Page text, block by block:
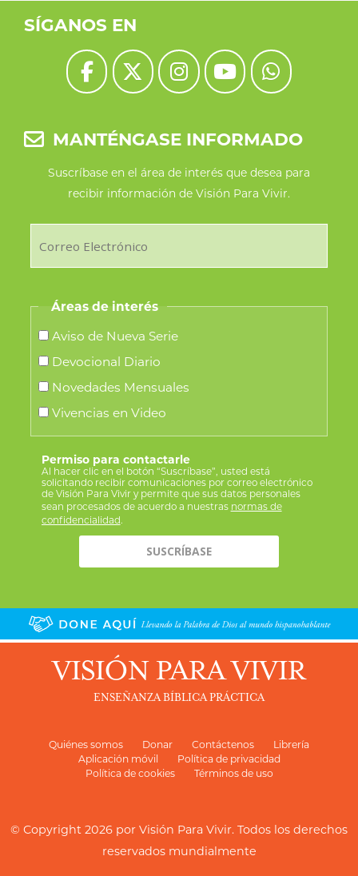
SÍGANOS EN
MANTÉNGASE INFORMADO
Suscríbase en el área de interés que desea para
recibir información de Visión Para Vivir.
Áreas de interés
Aviso de Nueva Serie
Devocional Diario
Novedades Mensuales
Vivencias en Video
Permiso para contactarle
Al hacer clic en el botón “Suscríbase”, usted está
solicitando recibir comunicaciones por correo electrónico
de Visión Para Vivir y permite que sus datos personales
sean procesados de acuerdo a nuestras normas de
confidencialidad.
VISIÓN PARA VIVIR
ENSEÑANZA BÍBLICA PRÁCTICA
Quiénes somos Donar Contáctenos
Librería
Aplicación móvil
Política de privacidad
Política de cookies
Términos de uso
© Copyright 2026 por Visión Para Vivir. Todos los derechos
reservados mundialmente